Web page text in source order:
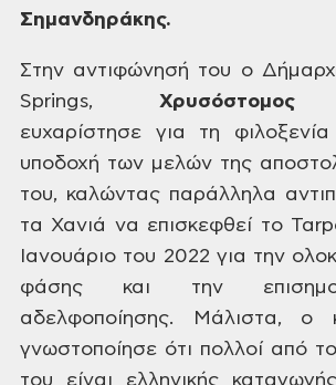
Σημανδηράκης.
Στην αντιφώνησή του ο
Springs,
Χρυσόστομος
ευχαρίστησε για τη
υποδοχή των μελών της
του, καλώντας παράλληλα
τα Χανιά να επισκεφθεί το
Ιανουάριο του 2022 για την
φάσης και την
αδελφοποίησης. Μάλιστα, ο
γνωστοποίησε ότι πολλοί από
του είναι ελληνικής